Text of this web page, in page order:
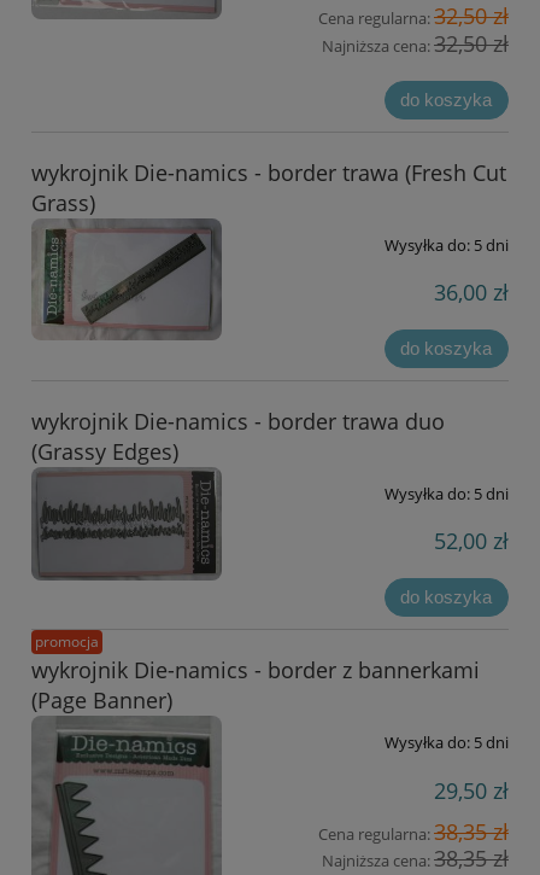
Cena regularna:32,50 zł
Najniższa cena:32,50 zł
do koszyka
wykrojnik Die-namics - border trawa (Fresh Cut
Grass)
Wysyłka do: 5 dni
36,00 zł
do koszyka
wykrojnik Die-namics - border trawa duo
(Grassy Edges)
Wysyłka do: 5 dni
52,00 zł
do koszyka
wykrojnik Die-namics - border z bannerkami
(Page Banner)
Wysyłka do: 5 dni
29,50 zł
Cena regularna:38,35 zł
Najniższa cena:38,35 zł
promocja